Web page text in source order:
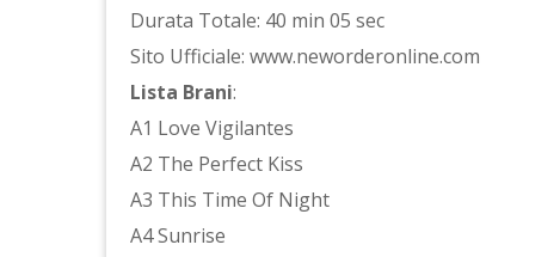
Durata Totale: 40 min 05 sec
Sito Ufficiale: www.neworderonline.com
Lista Brani:
A1 Love Vigilantes
A2 The Perfect Kiss
A3 This Time Of Night
A4 Sunrise